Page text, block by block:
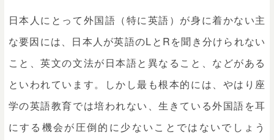
日本人にとって外国語（特に英語）が身に着かない主
な要因には、日本人が英語のLとRを聞き分けられない
こと、英文の文法が日本語と異なること、などがある
といわれています。しかし最も根本的には、やはり座
学の英語教育では培われない、生きている外国語を耳
にする機会が圧倒的に少ないことではないでしょう